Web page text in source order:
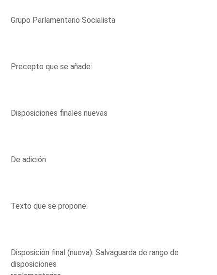
Grupo Parlamentario Socialista
Precepto que se añade:
Disposiciones finales nuevas
De adición
Texto que se propone:
Disposición final (nueva). Salvaguarda de rango de
disposiciones